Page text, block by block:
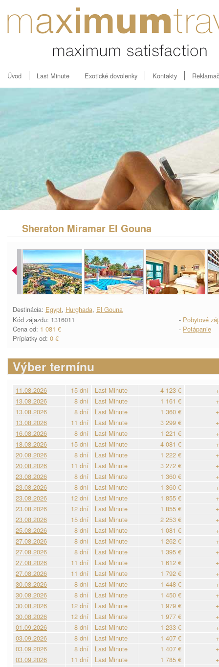
Úvod Last Minute Exotické dovolenky Kontakty
Sheraton Miramar El Gouna
Destinácia: Egypt, Hurghada, El Gouna
Kód zájazdu: 1316011
Cena od: 1 081 €
Príplatky od: 0 €
- Pobytové
- Potápanie
Výber termínu
11.08.2026 15 dní Last Minute 4 123 €
13.08.2026
8 dní Last Minute 1 161 €
13.08.2026
8 dní Last Minute 1 360 €
13.08.2026
11 dní Last Minute 3 299 €
16.08.2026
8 dní Last Minute 1 221 €
18.08.2026
15 dní Last Minute 4 081 €
20.08.2026
8 dní Last Minute 1 222 €
20.08.2026
11 dní Last Minute 3 272 €
23.08.2026
8 dní Last Minute 1 360 €
23.08.2026
8 dní Last Minute 1 360 €
23.08.2026
12 dní Last Minute 1 855 €
23.08.2026
12 dní Last Minute 1 855 €
23.08.2026
15 dní Last Minute 2 253 €
25.08.2026
8 dní Last Minute 1 081 €
27.08.2026
8 dní Last Minute 1 262 €
27.08.2026
8 dní Last Minute 1 395 €
27.08.2026
11 dní Last Minute 1 612 €
27.08.2026
11 dní Last Minute 1 792 €
30.08.2026
8 dní Last Minute 1 448 €
30.08.2026
8 dní Last Minute 1 450 €
30.08.2026
12 dní Last Minute 1 979 €
30.08.2026
12 dní Last Minute 1 977 €
01.09.2026
8 dní Last Minute 1 233 €
03.09.2026
8 dní Last Minute 1 407 €
03.09.2026
8 dní Last Minute 1 407 €
03.09.2026
11 dní Last Minute 1 785 €